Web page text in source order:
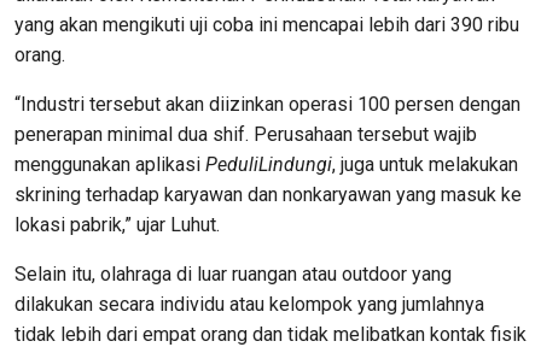
yang akan mengikuti uji coba ini mencapai lebih dari 390 ribu
orang.
“Industri tersebut akan diizinkan operasi 100 persen dengan
penerapan minimal dua shif. Perusahaan tersebut wajib
menggunakan aplikasi PeduliLindungi, juga untuk melakukan
skrining terhadap karyawan dan nonkaryawan yang masuk ke
lokasi pabrik,” ujar Luhut.
Selain itu, olahraga di luar ruangan atau outdoor yang
dilakukan secara individu atau kelompok yang jumlahnya
tidak lebih dari empat orang dan tidak melibatkan kontak fisik